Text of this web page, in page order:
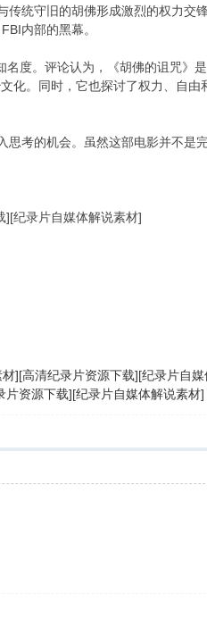
统守旧的胡佛形成激烈的权力交
内部的黑幕。
度。评论认为，《胡佛的诅咒》
化。同时，它也探讨了权力、自由
考的机会。虽然这部电影并不是
][纪录片自媒体解说素材]
][高清纪录片资源下载][纪录片自
片资源下载][纪录片自媒体解说素材]